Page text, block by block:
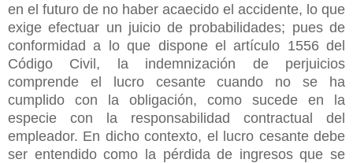
en el futuro de no haber acaecido el accidente, lo que
exige efectuar un juicio de probabilidades; pues de
conformidad a lo que dispone el artículo 1556 del
Código Civil, la indemnización de perjuicios
comprende el lucro cesante cuando no se ha
cumplido con la obligación, como sucede en la
especie con la responsabilidad contractual del
empleador. En dicho contexto, el lucro cesante debe
ser entendido como la pérdida de ingresos que se